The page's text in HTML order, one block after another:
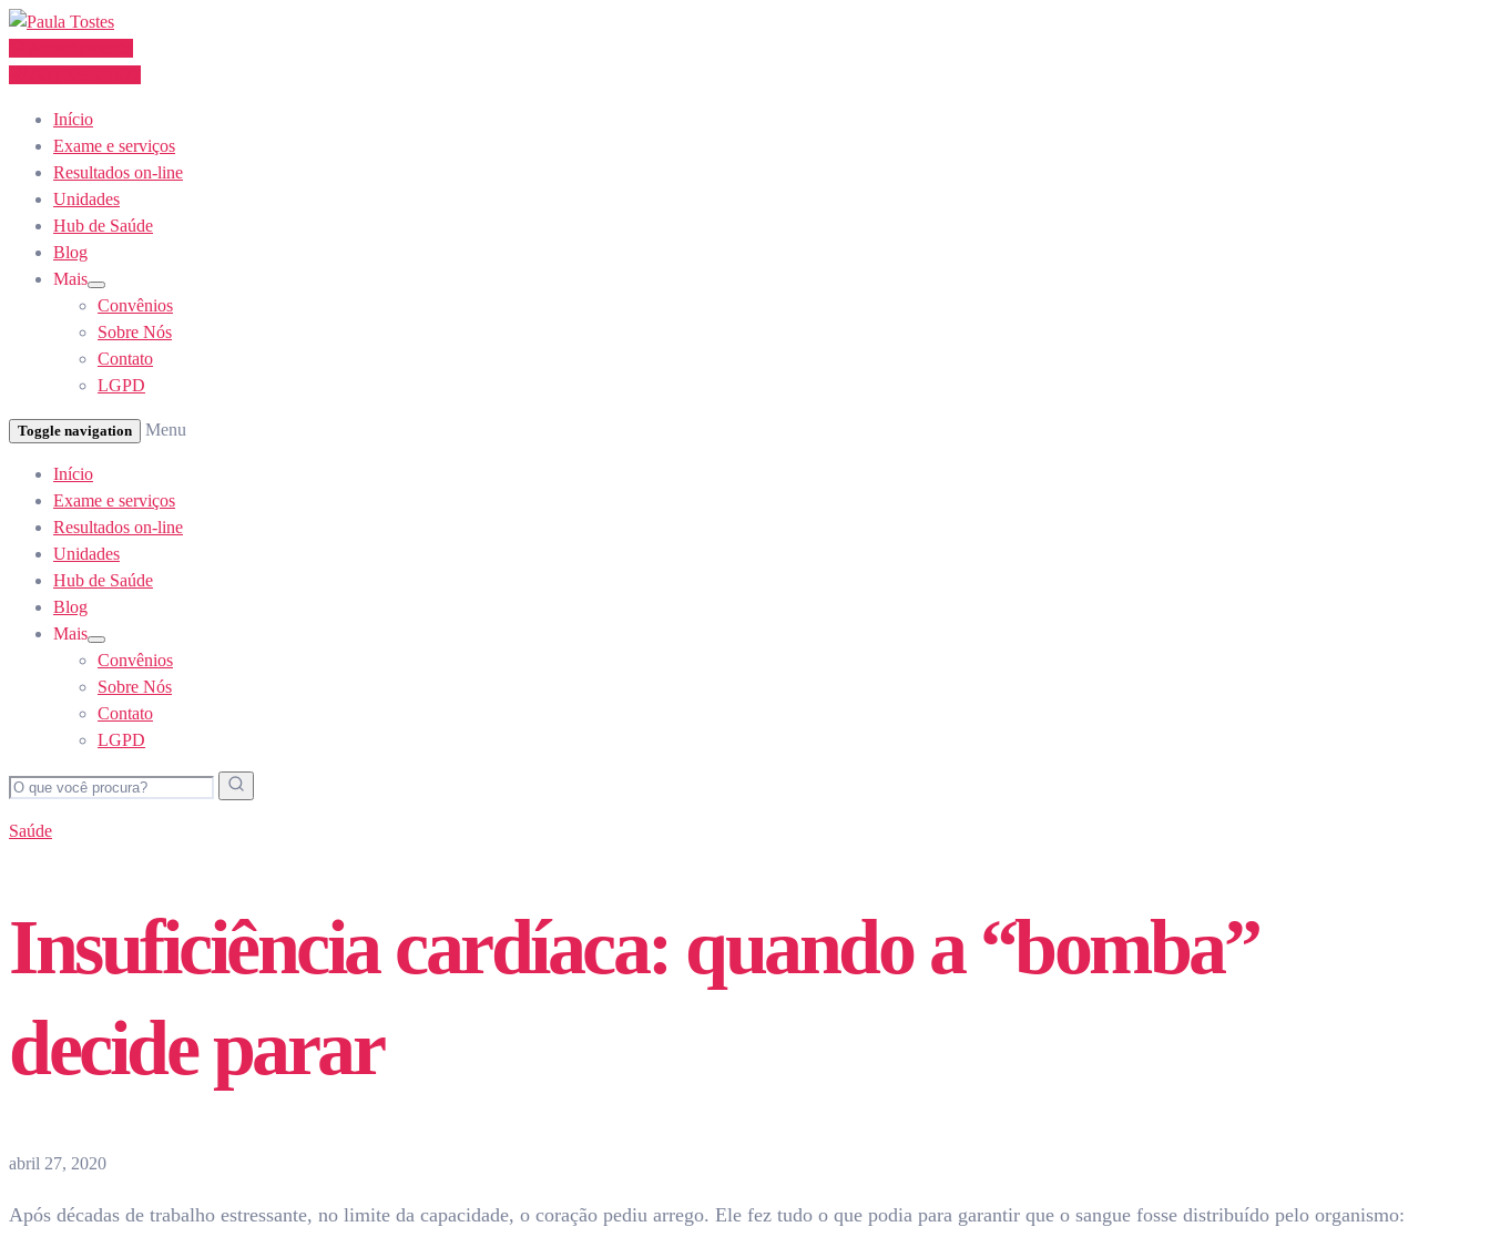
Skip
Início
Exame e serviços
Resultados on-line
Unidades
Hub de Saúde
Blog
Mais
Show
sub
menu
Convênios
Sobre Nós
Contato
LGPD
Toggle navigation Menu
Início
Exame e serviços
Resultados on-line
Unidades
Hub de Saúde
Blog
Mais
Show
sub
menu
Convênios
Sobre Nós
Contato
LGPD
Saúde
Insuficiência cardíaca: quando a “bomba”
decide parar
abril 27, 2020
Após décadas de trabalho estressante, no limite da capacidade, o coração pediu arrego. Ele fez tudo o que podia para garantir que o sangue fosse distribuído pelo organismo: